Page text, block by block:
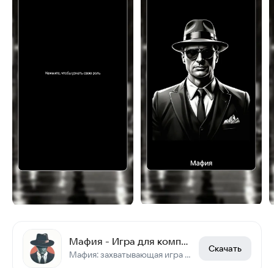
Мафия - Игра для компании
Мафия: захватывающая игра для всей компании
Скачать